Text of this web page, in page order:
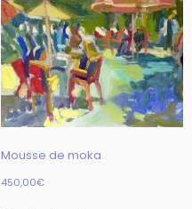
Mousse de moka
450,00€